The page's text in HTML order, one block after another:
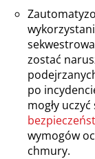
zostać
po
mogły
wymogów
chmury.